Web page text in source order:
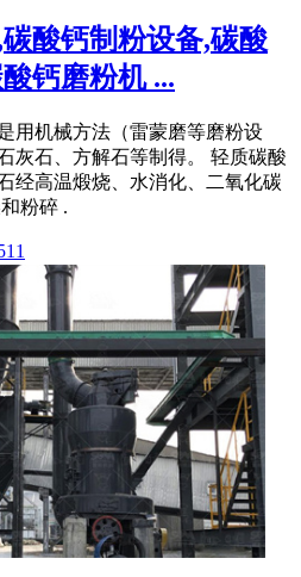
酸钙制粉设备,碳酸
钙磨粉机 ...
用机械方法（雷蒙磨等磨粉设
灰石、方解石等制得。 轻质碳酸
经高温煅烧、水消化、二氧化碳
粉碎 .